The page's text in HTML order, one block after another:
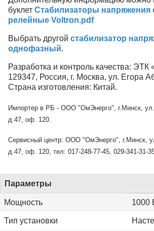
буклет Стабилизаторы
релейные Voltron.pdf
Выбрать другой стабилизатор
однофазный.
Разработка и контроль качества: ЭТК
129347, Россия, г. Москва, ул. Егора
Страна изготовления: Китай.
Импортер в РБ - ООО "ОмЭнерго", г.Минск,
д.47, оф. 120.
Сервисный центр: ООО "ОмЭнерго", г.Минск,
д.47, оф. 120, тел: 017-248-77-45, 029-341-31-
Параметры
Мощность 1000
Тип установки